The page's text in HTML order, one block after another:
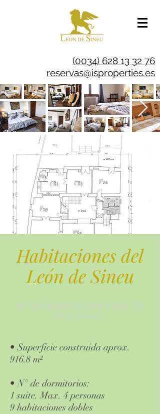
(0034) 628 13 32 76
reservas@isproperties.es
Habitaciones del
León de Sineu
ES UN BUEN LUGAR PARA TU
DESCANSO
• Superficie construida aprox.
916.8 m²
• N° de dormitorios:
1 suite. Max. 4 personas
9 habitaciones dobles